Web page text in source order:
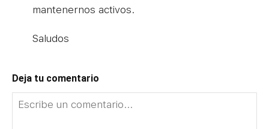
mantenernos activos.
Saludos
Deja tu comentario